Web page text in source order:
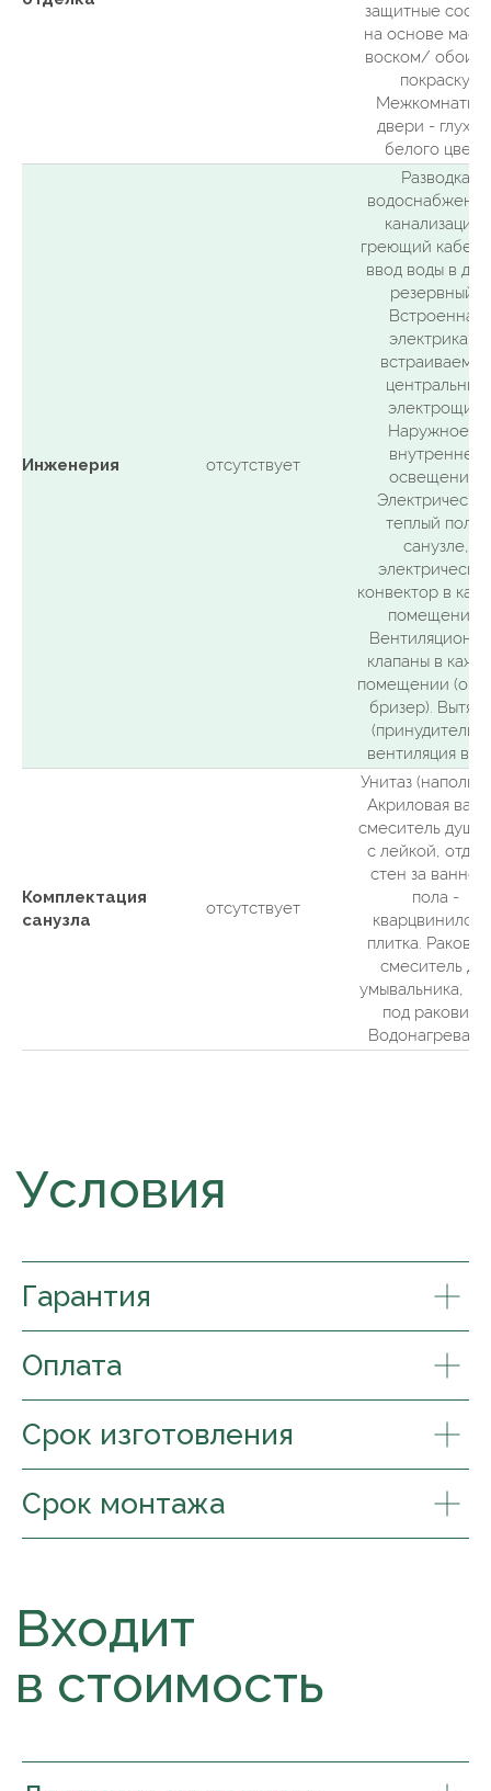
защитные
на основе
воском/ обои
покраску.
двери -
белого цвета
Инженерия отсутствует
Разводка
канализации,
греющий
ввод воды в дом
резервный).
Встроенная
электрика и
встраиваемый
центральный
электрощит.
Наружное и
внутреннее
освещение.
теплый пол в
санузле,
конвектор в
помещении.
клапаны в
помещении
бризер).
вентиляция в
Комплектация
санузла
отсутствует
Унитаз
Акриловая
смеситель
с лейкой,
стен за
пола -
плитка.
смеситель для
умывальника,
под раковину.
Гарантия
Оплата
Срок изготовления
Срок монтажа
материалов, не уступающих
@modulnye_doma